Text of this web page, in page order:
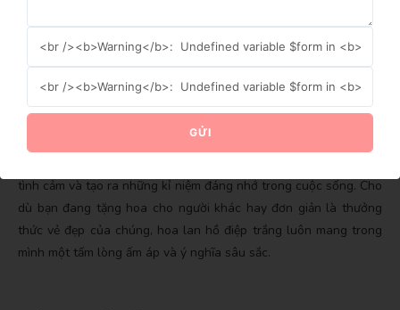
khiết. Sự tượng trưng và ý nghĩa của hoa này đã gắn liền với
nhiều khía cạnh của cuộc sống và văn hóa, tạo nên một hình ảnh
màu trắng tinh khôi đầy sức mạnh. Khi bạn nhìn thấy hoa lan hồ
điệp trắng, hãy nghĩ đến những giá trị và ý nghĩa mà nó mang lại,
và cảm nhận sự đẹp đẽ và tinh tế của nó trong thế giới tự nhiên
tình cảm và tạo ra những kỉ niệm đáng nhớ trong cuộc sống. Cho
dù bạn đang tặng hoa cho người khác hay đơn giản là thưởng
thức vẻ đẹp của chúng, hoa lan hồ điệp trắng luôn mang trong
mình một tấm lòng ấm áp và ý nghĩa sâu sắc.
GỬI